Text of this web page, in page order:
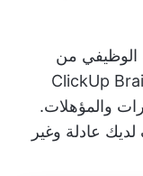
الوظيفي من
ClickUp
والمؤهلات.
عادلة وغير